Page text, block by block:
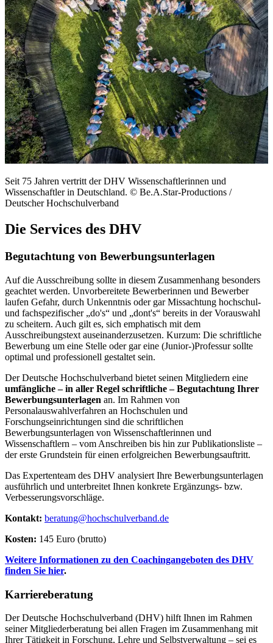
Seit 75 Jahren vertritt der DHV Wissenschaftlerinnen und
Wissenschaftler in Deutschland. © Be.A.Star-Productions /
Deutscher Hochschulverband
Die Services des DHV
Begutachtung von Bewerbungsunterlagen
Auf die Ausschreibung sollte in diesem Zusammenhang besonders
geachtet werden. Unvorbereitete Bewerberinnen und Bewerber
laufen Gefahr, durch Unkenntnis oder gar Missachtung hochschul-
und fachspezifischer „do's“ und „dont's“ bereits in der Vorauswahl
zu scheitern. Auch gilt es, sich emphatisch mit dem
Ausschreibungstext auseinanderzusetzen. Kurzum: Die schriftliche
Bewerbung um eine Stelle oder gar eine (Junior-)Professur sollte
optimal und professionell gestaltet sein.
Der Deutsche Hochschulverband bietet seinen Mitgliedern eine
umfängliche – in aller Regel schriftliche – Begutachtung Ihrer
Bewerbungsunterlagen an. Im Rahmen von
Personalauswahlverfahren an Hochschulen und
Forschungseinrichtungen sind die schriftlichen
Bewerbungsunterlagen von Wissenschaftlerinnen und
Wissenschaftlern – vom Anschreiben bis hin zur Publikationsliste –
der erste Grundstein für einen erfolgreichen Bewerbungsauftritt.
Das Expertenteam des DHV analysiert Ihre Bewerbungsunterlagen
ausführlich und unterbreitet Ihnen konkrete Ergänzungs- bzw.
Verbesserungsvorschläge.
Kontakt: beratung@hochschulverband.de
Kosten: 145 Euro (brutto)
Weitere Informationen zu den Coachingangeboten des DHV
finden Sie hier.
Karriereberatung
Der Deutsche Hochschulverband (DHV) hilft Ihnen im Rahmen
seiner Mitgliederberatung bei allen Fragen im Zusammenhang mit
Ihrer Tätigkeit in Forschung, Lehre und Selbstverwaltung – sei es